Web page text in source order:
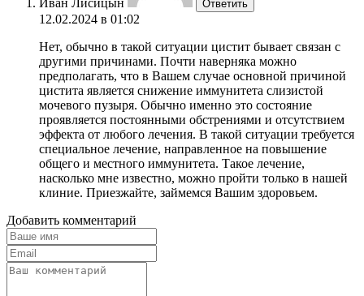
Ответить
12.02.2024 в 01:02
Нет, обычно в такой ситуации цистит бывает связан с
другими причинами. Почти наверняка можно
предполагать, что в Вашем случае основной причиной
цистита является снижение иммунитета слизистой
мочевого пузыря. Обычно именно это состояние
проявляется постоянными обстрениями и отсутствием
эффекта от любого лечения. В такой ситуации требуется
специальное лечение, направленное на повышение
общего и местного иммунитета. Такое лечение,
насколько мне известно, можно пройти только в нашей
клиние. Приезжайте, займемся Вашим здоровьем.
Добавить комментарий